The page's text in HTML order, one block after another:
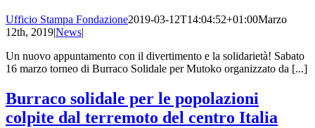
Ufficio Stampa Fondazione2019-03-12T14:04:52+01:00Marzo
12th, 2019|News|
Un nuovo appuntamento con il divertimento e la solidarietà! Sabato
16 marzo torneo di Burraco Solidale per Mutoko organizzato da [...]
Burraco solidale per le popolazioni
colpite dal terremoto del centro Italia